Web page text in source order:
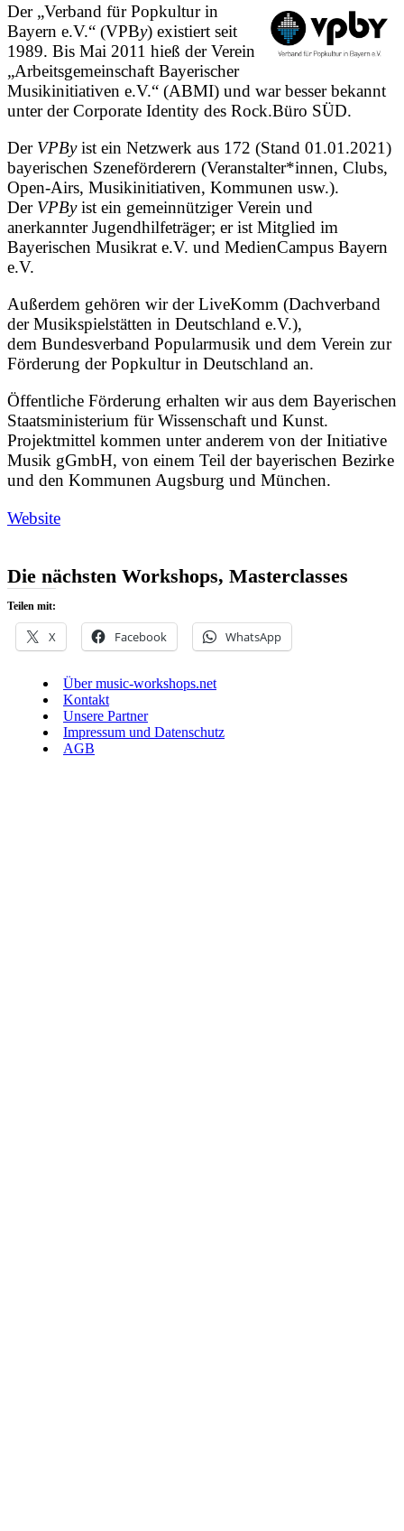
Der „Verband für Popkultur in
Bayern e.V.“ (VPBy) existiert seit
1989. Bis Mai 2011 hieß der Verein
„Arbeitsgemeinschaft Bayerischer
Musikinitiativen e.V.“ (ABMI) und war besser bekannt
unter der Corporate Identity des Rock.Büro SÜD.
Der VPByist ein Netzwerk aus 172 (Stand 01.01.2021)
bayerischen Szeneförderern (Veranstalter*innen, Clubs,
Open-Airs, Musikinitiativen, Kommunen usw.).
Der VPByist ein gemeinnütziger Verein und
anerkannter Jugendhilfeträger; er ist Mitglied im
Bayerischen Musikrat e.V. und MedienCampus Bayern
e.V.
Außerdem gehören wir der LiveKomm (Dachverband
der Musikspielstätten in Deutschland e.V.),
dem Bundesverband Popularmusik und dem Verein zur
Förderung der Popkultur in Deutschland an.
Öffentliche Förderung erhalten wir aus dem Bayerischen
Staatsministerium für Wissenschaft und Kunst.
Projektmittel kommen unter anderem von der Initiative
Musik gGmbH, von einem Teil der bayerischen Bezirke
und den Kommunen Augsburg und München.
Website
Die nächsten Workshops, Masterclasses
Teilen mit:
X Facebook WhatsApp
Über music-workshops.net
Kontakt
Unsere Partner
Impressum und Datenschutz
AGB